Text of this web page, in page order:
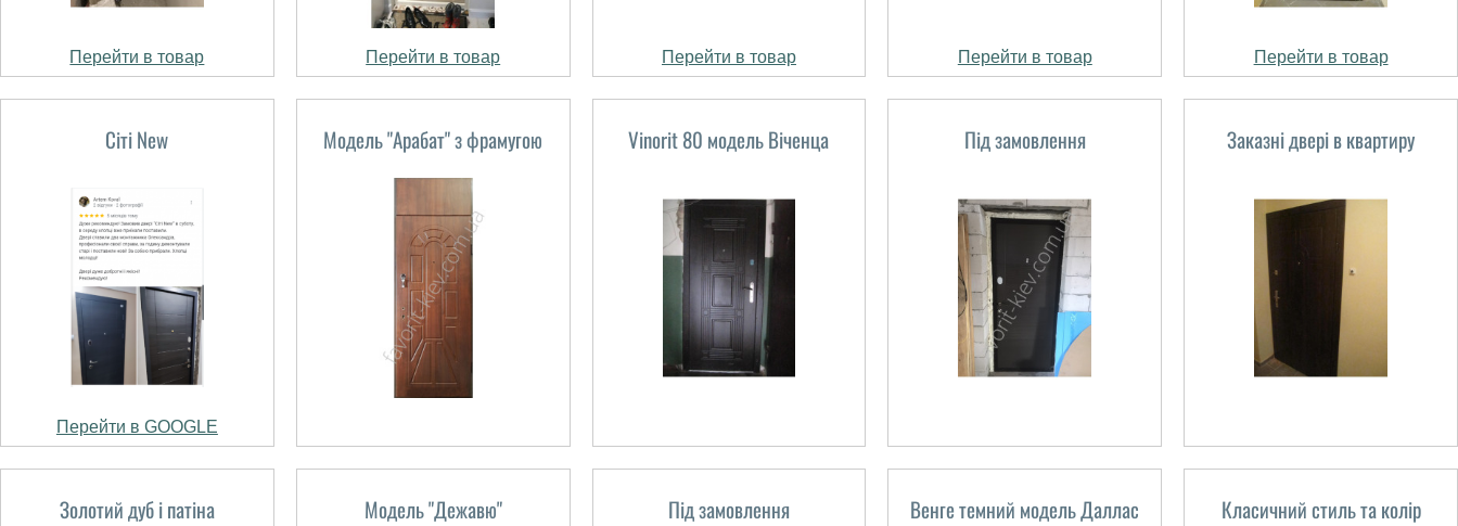
Перейти в товар Перейти в товар Перейти в товар Перейти в товар Перейти в товар
Сіті New
Перейти в GOOGLE
Модель "Арабат" з фрамугою Vinorit 80 модель Віченца Під замовлення Заказні двері в квартиру
Золотий дуб і патіна Модель "Дежавю" Під замовлення Венге темний модель Даллас Класичний стиль та колір